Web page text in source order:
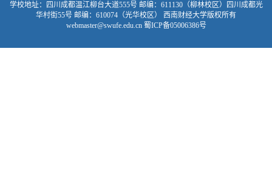
学校地址：四川成都温江柳台大道555号 邮编：611130（柳林校区）四川成都光
华村街55号 邮编：610074（光华校区） 西南财经大学版权所有
webmaster@swufe.edu.cn 蜀ICP备05006386号